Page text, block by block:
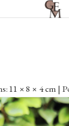
11 × 8 × 4 cm |